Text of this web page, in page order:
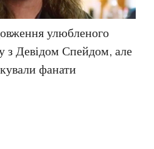
улюбленого
з Девідом Спейдом, але
фанати